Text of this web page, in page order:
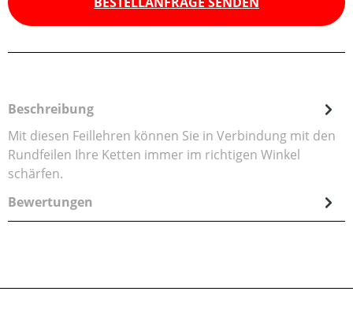
Beschreibung
Mit diesen Feillehren können Sie in Verbindung mit den
Rundfeilen Ihre Ketten immer im richtigen Winkel
schärfen.
Bewertungen